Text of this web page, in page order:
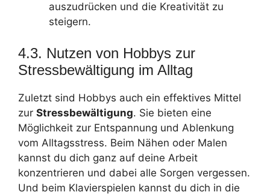
auszudrücken und die Kreativität zu
steigern.
4.3. Nutzen von Hobbys zur
Stressbewältigung im Alltag
Zuletzt sind Hobbys auch ein effektives Mittel
zur Stressbewältigung. Sie bieten eine
Möglichkeit zur Entspannung und Ablenkung
vom Alltagsstress. Beim Nähen oder Malen
kannst du dich ganz auf deine Arbeit
konzentrieren und dabei alle Sorgen vergessen.
Und beim Klavierspielen kannst du dich in die